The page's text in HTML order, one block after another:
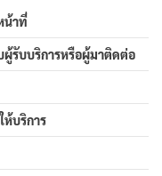
น้าที่
รับบริการหรือผู้มาติดต่อ
ห้บริการ